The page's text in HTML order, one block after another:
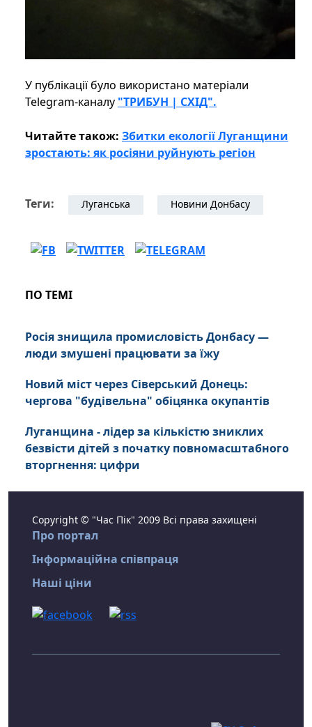
У публікації було використано матеріали
Telegram-каналу "ТРИБУН | СХІД".
Читайте також: Збитки екології Луганщини
зростають: як росіяни руйнують регіон
Теги: Луганська Новини Донбасу
ПО ТЕМІ
Росія знищила промисловість Донбасу —
люди змушені працювати за їжу
Новий міст через Сіверський Донець:
чергова "будівельна" обіцянка окупантів
Луганщина - лідер за кількістю зниклих
безвісти дітей з початку повномасштабного
вторгнення: цифри
Copyright © "Час Пік" 2009 Всі права захищені
Про портал
Інформаційна співпраця
Наші ціни